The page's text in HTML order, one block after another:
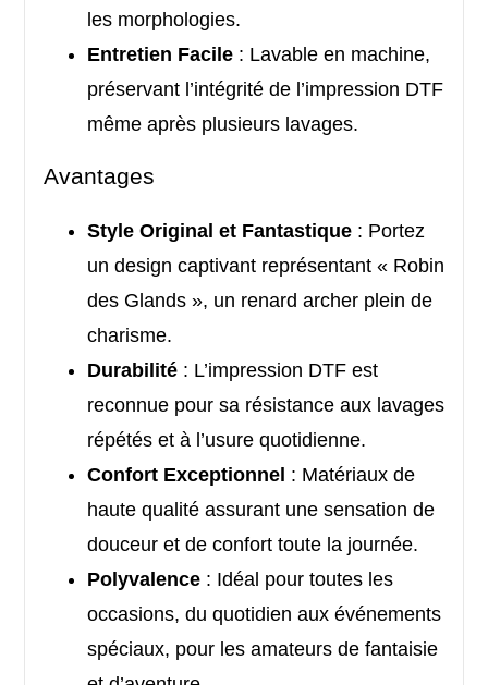
les morphologies.
Entretien Facile: Lavable en machine,
préservant l’intégrité de l’impression DTF
même après plusieurs lavages.
Avantages
Style Original et Fantastique: Portez
un design captivant représentant « Robin
des Glands », un renard archer plein de
charisme.
Durabilité: L’impression DTF est
reconnue pour sa résistance aux lavages
répétés et à l’usure quotidienne.
Confort Exceptionnel : Matériaux de
haute qualité assurant une sensation de
douceur et de confort toute la journée.
Polyvalence: Idéal pour toutes les
occasions, du quotidien aux événements
spéciaux, pour les amateurs de fantaisie